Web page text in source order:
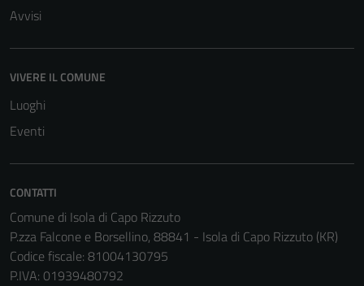
Avvisi
VIVERE IL COMUNE
Luoghi
Eventi
CONTATTI
Comune di Isola di Capo Rizzuto
P.zza Falcone e Borsellino, 88841 - Isola di Capo Rizzuto (KR)
Codice fiscale: 81004130795
P.IVA: 01939480792